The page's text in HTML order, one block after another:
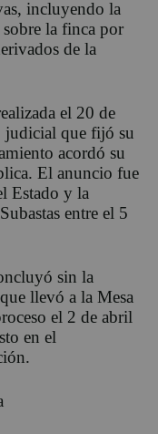
incluyendo la
la finca por
de la
el 20 de
judicial que fijó su
acordó su
El anuncio fue
Estado y la
entre el 5
sin la
llevó a la Mesa
el 2 de abril
en el